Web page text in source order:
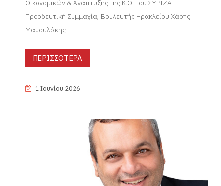
Οικονομικών & Ανάπτυξης της Κ.Ο. του ΣΥΡΙΖΑ
Προοδευτική Συμμαχία, Βουλευτής Ηρακλείου Χάρης
Μαμουλάκης
ΠΕΡΙΣΣΟΤΕΡΑ
1 Ιουνίου 2026